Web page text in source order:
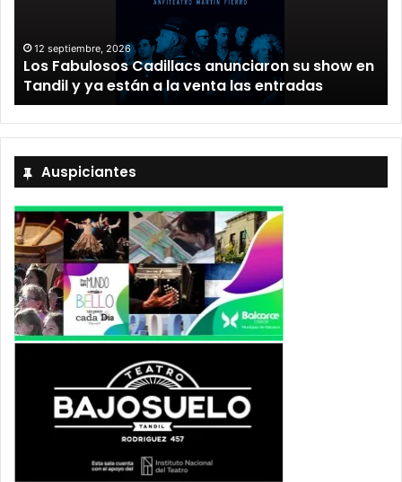
12 septiembre, 2026
Los Fabulosos Cadillacs anunciaron su show en
Tandil y ya están a la venta las entradas
Auspiciantes